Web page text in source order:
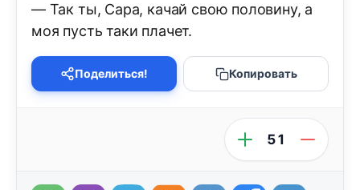
— Так ты, Сара, качай свою половину, а
моя пусть таки плачет.
Поделиться! Копировать
51